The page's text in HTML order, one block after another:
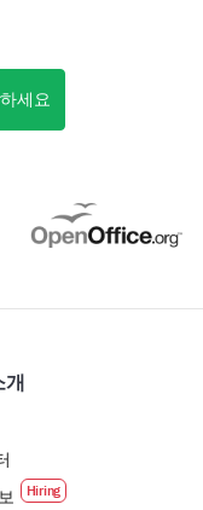
세요
개